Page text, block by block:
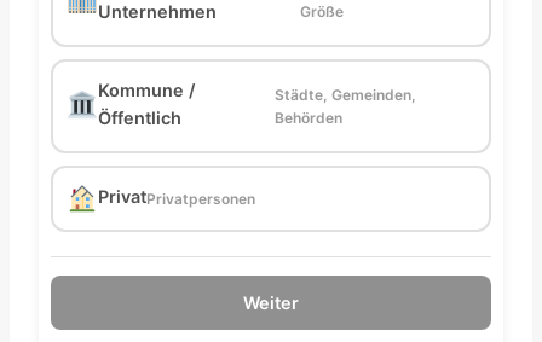
Unternehmen
Größe
Kommune /
Öffentlich
Städte, Gemeinden,
Behörden
PrivatPrivatpersonen
Weiter